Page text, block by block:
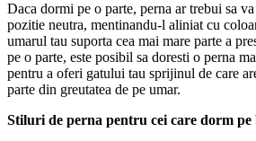
Daca dormi pe o parte, perna ar trebui sa
pozitie neutra, mentinandu-l aliniat cu
umarul tau suporta cea mai mare parte a
pe o parte, este posibil sa doresti o perna
pentru a oferi gatului tau sprijinul de care
parte din greutatea de pe umar.
Stiluri de perna pentru cei care dorm pe